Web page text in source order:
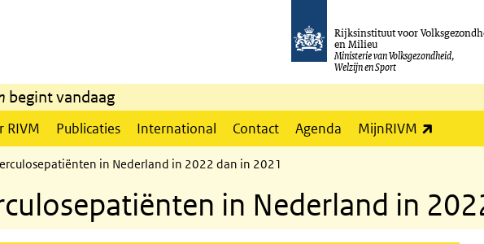
Rijksinstituut voor
en Milieu
Ministerie van Volksgezondheid,
Welzijn en Sport
begint vandaag
RIVM Publicaties International Contact Agenda MijnRIVM
in Nederland in 2022 dan in 2021
in Nederland in